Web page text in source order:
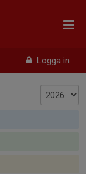
Logga in